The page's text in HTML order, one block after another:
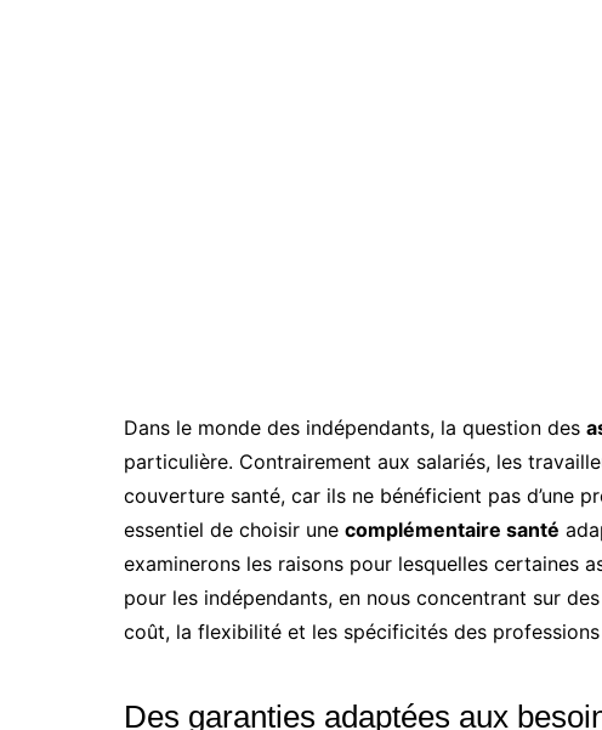
Dans le monde des indépendants, la question des
particulière. Contrairement aux salariés, les
couverture santé, car ils ne bénéficient pas d’une
essentiel de choisir une complémentaire santé
examinerons les raisons pour lesquelles certaines
pour les indépendants, en nous concentrant sur
coût, la flexibilité et les spécificités des professions
Des garanties adaptées aux